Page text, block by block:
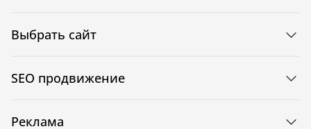
Выбрать сайт
SEO продвижение
Реклама